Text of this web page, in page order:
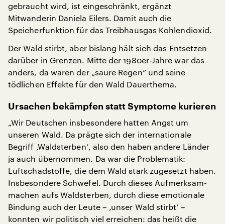
gebraucht wird, ist eingeschränkt, ergänzt
Mitwanderin Daniela Eilers. Damit auch die
Speicherfunktion für das Treibhausgas Kohlendioxid.
Der Wald stirbt, aber bislang hält sich das Entsetzen
darüber in Grenzen. Mitte der 1980er-Jahre war das
anders, da waren der „saure Regen“ und seine
tödlichen Effekte für den Wald Dauerthema.
Ursachen bekämpfen statt Symptome kurieren
„Wir Deutschen insbesondere hatten Angst um
unseren Wald. Da prägte sich der internationale
Begriff ‚Waldsterben‘, also den haben andere Länder
ja auch übernommen. Da war die Problematik:
Luftschadstoffe, die dem Wald stark zugesetzt haben.
Insbesondere Schwefel. Durch dieses Aufmerksam-
machen aufs Waldsterben, durch diese emotionale
Bindung auch der Leute – ‚unser Wald stirbt‘ –
konnten wir politisch viel erreichen: das heißt die